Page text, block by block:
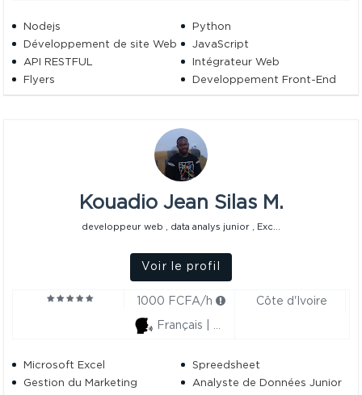
Nodejs
Python
Développement de site Web
JavaScript
API RESTFUL
Intégrateur Web
Flyers
Developpement Front-End
Responsive Design
SQL
Kouadio Jean Silas M.
developpeur web , data analys junior , Exc...
Voir le profil
1000 FCFA/h Côte d'Ivoire
Français | Anglais
Microsoft Excel
Spreedsheet
Gestion du Marketing
Analyste de Données Junior